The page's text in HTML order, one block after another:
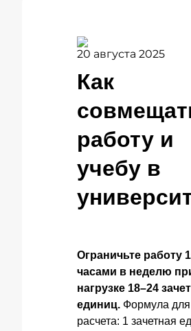
20 августа 2025
Как
работу и
учебу в
Ограничьте работу
часами в неделю
нагрузке 18–24
единиц. Формула для
расчета: 1 зачетная